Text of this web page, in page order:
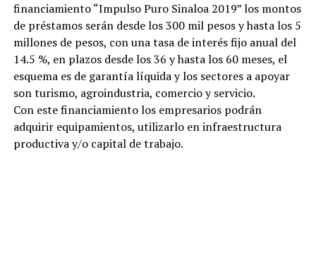
financiamiento “Impulso Puro Sinaloa 2019” los montos
de préstamos serán desde los 300 mil pesos y hasta los 5
millones de pesos, con una tasa de interés fijo anual del
14.5 %, en plazos desde los 36 y hasta los 60 meses, el
esquema es de garantía líquida y los sectores a apoyar
son turismo, agroindustria, comercio y servicio.
Con este financiamiento los empresarios podrán
adquirir equipamientos, utilizarlo en infraestructura
productiva y/o capital de trabajo.